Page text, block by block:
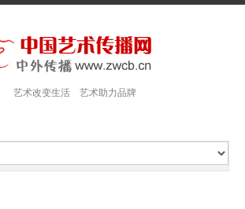
艺术改变生活 艺术助力品牌